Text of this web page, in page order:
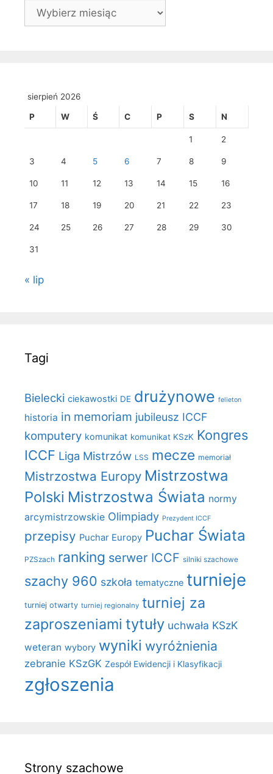
Archiwa
sierpień 2026
P W Ś C P S N
1 2
3 4 5 6 7 8 9
10 11 12 13 14 15 16
17 18 19 20 21 22 23
24 25 26 27 28 29 30
31
« lip
Tagi
Bielecki ciekawostki DE drużynowe felieton
historia in memoriam jubileusz ICCF
komputery komunikat komunikat KSzK Kongres
ICCF Liga Mistrzów LSS mecze memoriał
Mistrzostwa Europy Mistrzostwa
Polski Mistrzostwa Świata normy
arcymistrzowskie Olimpiady Prezydent ICCF
przepisy Puchar Europy Puchar Świata
PZSzach ranking serwer ICCF silniki szachowe
szachy 960 szkoła tematyczne turnieje
turniej otwarty turniej regionalny turniej za
zaproszeniami tytuły uchwała KSzK
weteran wybory wyniki wyróżnienia
zebranie KSzGK Zespół Ewidencji i Klasyfikacji
zgłoszenia
Strony szachowe